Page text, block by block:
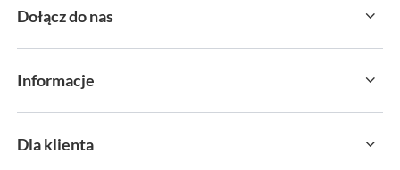
Dołącz do nas
Informacje
Dla klienta